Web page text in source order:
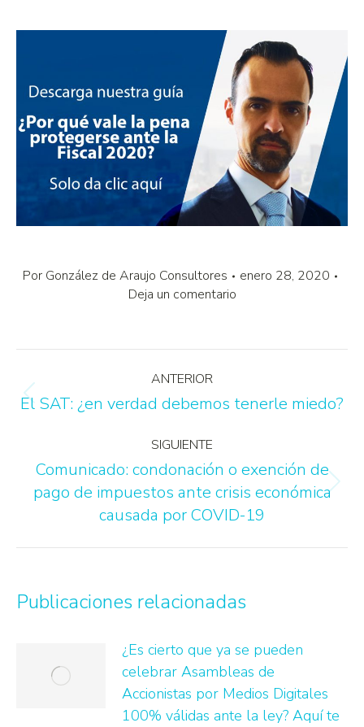
Por González de Araujo Consultores
enero 28, 2020
Deja un comentario
ANTERIOR
El SAT: ¿en verdad debemos tenerle miedo?
SIGUIENTE
Comunicado: condonación o exención de
pago de impuestos ante crisis económica
causada por COVID-19
Publicaciones relacionadas
¿Es cierto que ya se pueden
celebrar Asambleas de
Accionistas por Medios Digitales
100% válidas ante la ley? Aquí te